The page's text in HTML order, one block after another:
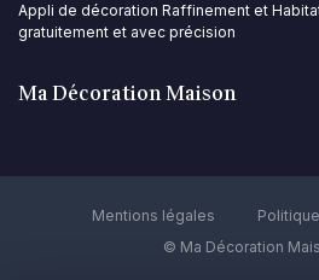
Appli de décoration Raffinement et
gratuitement et avec précision
Ma Décoration Maison
Mentions légales
© Ma Décoration